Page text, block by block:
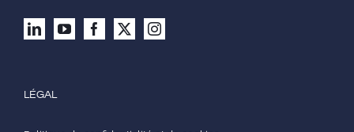
LÉGAL